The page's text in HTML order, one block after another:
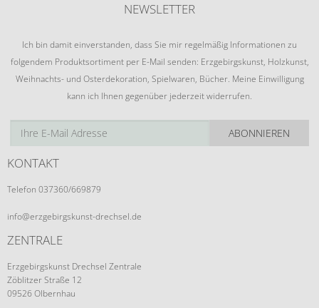
NEWSLETTER
Ich bin damit einverstanden, dass Sie mir regelmäßig Informationen zu
folgendem Produktsortiment per E-Mail senden: Erzgebirgskunst, Holzkunst,
Weihnachts- und Osterdekoration, Spielwaren, Bücher. Meine Einwilligung
kann ich Ihnen gegenüber jederzeit widerrufen.
ABONNIEREN
KONTAKT
Telefon 037360/669879
info@erzgebirgskunst-drechsel.de
ZENTRALE
Erzgebirgskunst Drechsel Zentrale
Zöblitzer Straße 12
09526 Olbernhau